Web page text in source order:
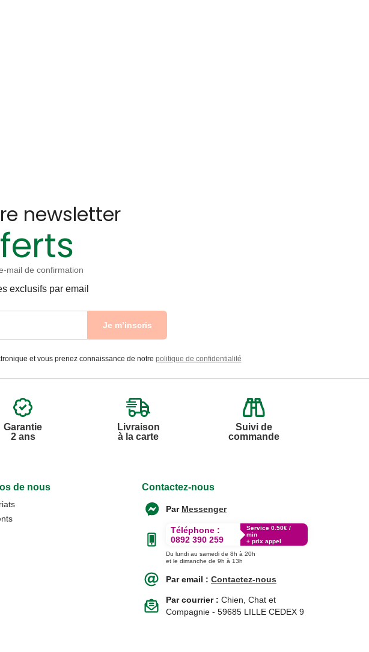
newsletter
mail de confirmation
exclusifs par email
Je m’inscris
et vous prenez connaissance de notre politique de confidentialité
Garantie
2 ans
Livraison
à la carte
Suivi de
commande
de nous Contactez-nous
Par Messenger
Téléphone :
0892 390 259
Service 0.50€ /
min
+ prix appel
Du lundi au samedi de 8h à 20h
et le dimanche de 9h à 13h
Par email : Contactez-nous
Par courrier : Chien, Chat et
Compagnie - 59685 LILLE CEDEX 9